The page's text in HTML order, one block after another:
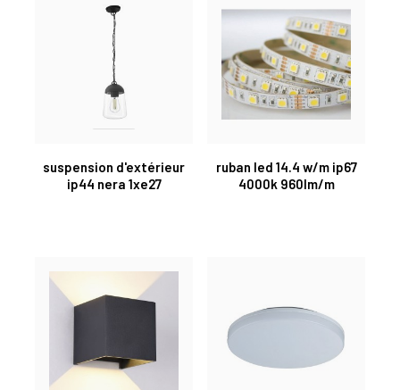
suspension d'extérieur
ip44 nera 1xe27
ruban led 14.4 w/m ip67
4000k 960lm/m